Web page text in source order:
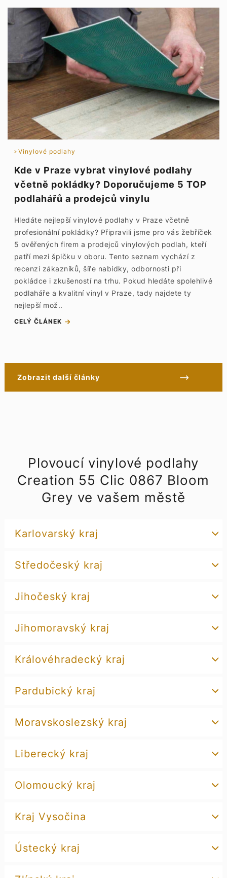
Vinylové podlahy
Kde v Praze vybrat vinylové podlahy
včetně pokládky? Doporučujeme 5 TOP
podlahářů a prodejců vinylu
Hledáte nejlepší vinylové podlahy v Praze včetně
profesionální pokládky? Připravili jsme pro vás žebříček
5 ověřených firem a prodejců vinylových podlah, kteří
patří mezi špičku v oboru. Tento seznam vychází z
recenzí zákazníků, šíře nabídky, odbornosti při
pokládce i zkušeností na trhu. Pokud hledáte spolehlivé
podlaháře a kvalitní vinyl v Praze, tady najdete ty
nejlepší mož..
CELÝ ČLÁNEK
Zobrazit další články
Plovoucí vinylové podlahy
Creation 55 Clic 0867 Bloom
Grey ve vašem městě
Karlovarský kraj
Středočeský kraj
Jihočeský kraj
Jihomoravský kraj
Královéhradecký kraj
Pardubický kraj
Moravskoslezský kraj
Liberecký kraj
Olomoucký kraj
Kraj Vysočina
Ústecký kraj